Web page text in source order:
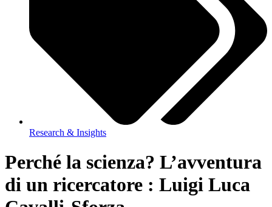
Research & Insights
Perché la scienza? L’avventura
di un ricercatore : Luigi Luca